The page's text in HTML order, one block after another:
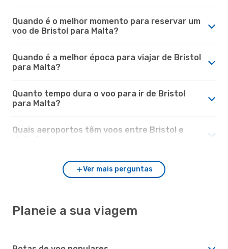
Quando é o melhor momento para reservar um
voo de Bristol para Malta?
Quando é a melhor época para viajar de Bristol
para Malta?
Quanto tempo dura o voo para ir de Bristol
para Malta?
Quais aeroportos têm voos entre Bristol e
Ver mais perguntas
Planeie a sua viagem